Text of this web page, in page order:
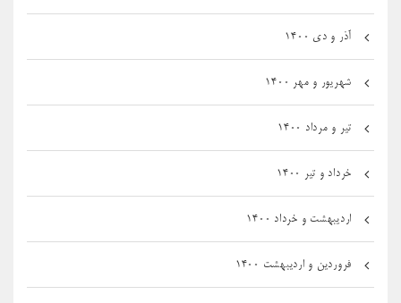
آذر و دی ۱۴۰۰
شهریور و مهر ۱۴۰۰
تیر و مرداد ۱۴۰۰
خرداد و تیر ۱۴۰۰
اردیبهشت و خرداد ۱۴۰۰
فروردین و اردیبهشت ۱۴۰۰